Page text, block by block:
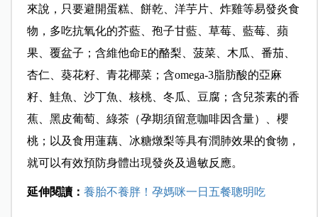
來說，只要避開蛋糕、餅乾、洋芋片、炸雞等易發炎食
物，多吃抗氧化的芥藍、孢子甘藍、草莓、藍莓、蘋
果、覆盆子；含維他命E的酪梨、菠菜、木瓜、番茄、
杏仁、葵花籽、青花椰菜；含omega-3脂肪酸的亞麻
籽、鮭魚、沙丁魚、核桃、冬瓜、豆腐；含兒茶素的香
蕉、黑皮葡萄、綠茶（孕期須留意咖啡因含量）、櫻
桃；以及食用蓮藕、冰糖燉梨等具有潤肺效果的食物，
就可以有效預防身體出現發炎及過敏反應。
延伸閱讀： 養胎不養胖！孕媽咪一日五餐聰明吃